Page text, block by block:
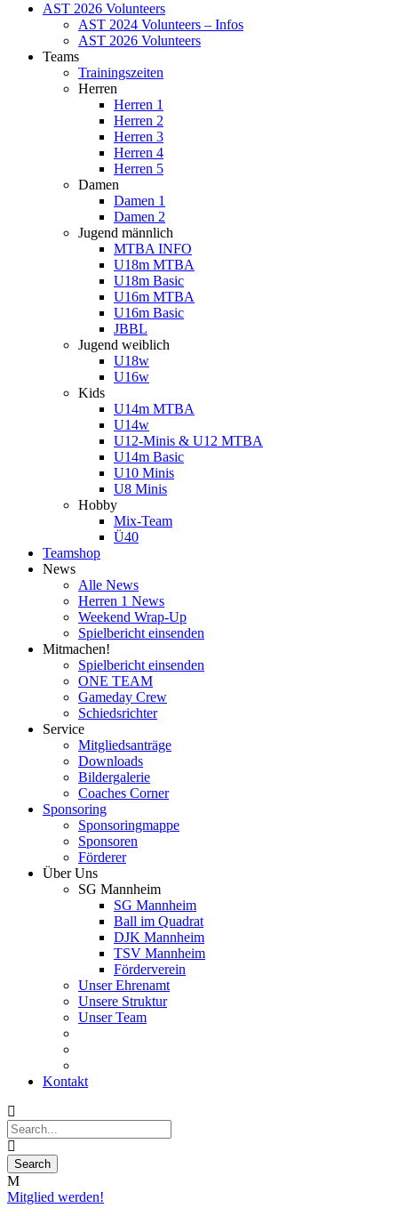
AST 2026 Volunteers
AST 2024 Volunteers – Infos
AST 2026 Volunteers
Teams
Trainingszeiten
Herren
Herren 1
Herren 2
Herren 3
Herren 4
Herren 5
Damen
Damen 1
Damen 2
Jugend männlich
MTBA INFO
U18m MTBA
U18m Basic
U16m MTBA
U16m Basic
JBBL
Jugend weiblich
U18w
U16w
Kids
U14m MTBA
U14w
U12-Minis & U12 MTBA
U14m Basic
U10 Minis
U8 Minis
Hobby
Mix-Team
Ü40
Teamshop
News
Alle News
Herren 1 News
Weekend Wrap-Up
Spielbericht einsenden
Mitmachen!
Spielbericht einsenden
ONE TEAM
Gameday Crew
Schiedsrichter
Service
Mitgliedsanträge
Downloads
Bildergalerie
Coaches Corner
Sponsoring
Sponsoringmappe
Sponsoren
Förderer
Über Uns
SG Mannheim
SG Mannheim
Ball im Quadrat
DJK Mannheim
TSV Mannheim
Förderverein
Unser Ehrenamt
Unsere Struktur
Unser Team
Kontakt
Mitglied werden!